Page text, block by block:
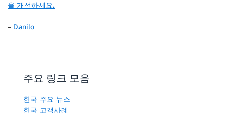
을 개선하세요.
– Danilo
주요 링크 모음
한국 주요 뉴스
한국 고객사례